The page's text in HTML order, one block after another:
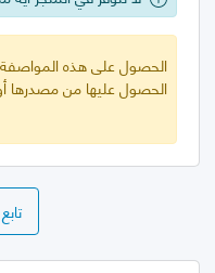
الحصول على هذه المواصفة
الحصول عليها من مصدرها